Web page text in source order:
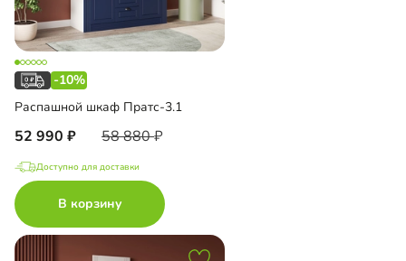
-10%
Распашной шкаф Пратс-3.1
52 990 58 880
Доступно для доставки
В корзину